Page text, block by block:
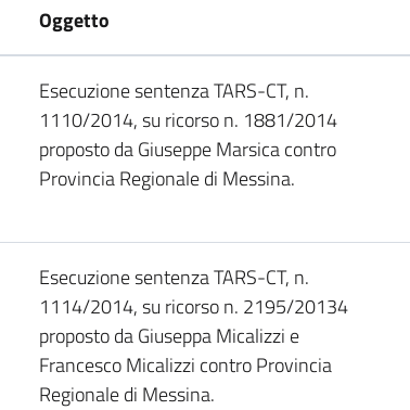
Oggetto
Esecuzione sentenza TARS-CT, n.
1110/2014, su ricorso n. 1881/2014
proposto da Giuseppe Marsica contro
Provincia Regionale di Messina.
Esecuzione sentenza TARS-CT, n.
1114/2014, su ricorso n. 2195/20134
proposto da Giuseppa Micalizzi e
Francesco Micalizzi contro Provincia
Regionale di Messina.